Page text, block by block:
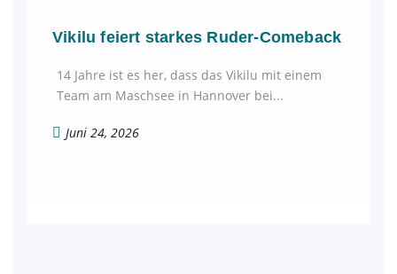
Vikilu feiert starkes Ruder-Comeback
14 Jahre ist es her, dass das Vikilu mit einem
Team am Maschsee in Hannover bei...
Juni 24, 2026